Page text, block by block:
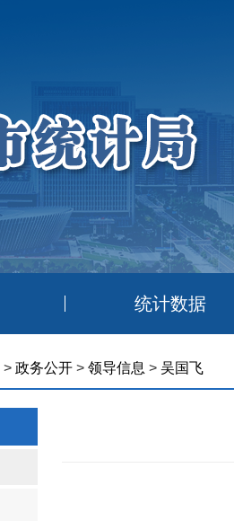
统计数据
> 政务公开 > 领导信息 > 吴国飞